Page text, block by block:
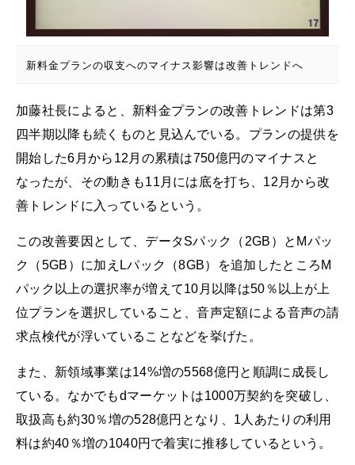
新料金プランの収支へのマイナス影響は改善トレンドへ
加藤社長によると、新料金プランの改善トレンドは第3
四半期以降も続くものと見込んでいる。プランの提供を
開始した6月から12月の累積は750億円のマイナスと
なったが、その動きも11月には底を打ち、12月から改
善トレンドに入っているという。
この改善要因として、データSパック（2GB）とMパッ
ク（5GB）に加えLパック（8GB）を追加したところM
パック以上の選択率が増えて10月以降は50％以上が上
位プランを選択していること、音声定額による音声の請
求点検代が浮いていることなどを挙げた。
また、新領域事業は14%増の5568億円と順調に成長し
ている。なかでもdマーケットは1000万契約を突破し、
取扱高も約30％増の528億円となり、1人あたりの利用
料は約40％増の1040円で着実に推移しているという。